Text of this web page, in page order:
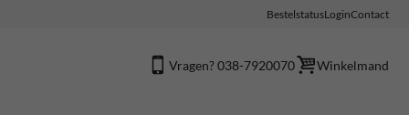
BestelstatusLoginContact
Vragen? 038-7920070 Winkelmand